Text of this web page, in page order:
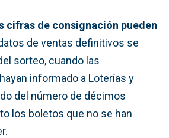
cifras de consignación pueden
de ventas definitivos se
sorteo, cuando las
informado a Loterías y
del número de décimos
los boletos que no se han